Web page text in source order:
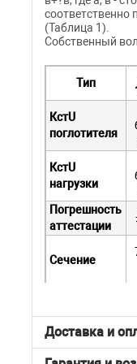
соответственно
(Таблица 1).
Собственный
Тип
КстU
поглотителя
КстU
нагрузки
Погрешность
аттестации
Сечение
Габаритные
- комплект -
Доставка и